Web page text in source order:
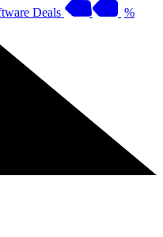
Deals %